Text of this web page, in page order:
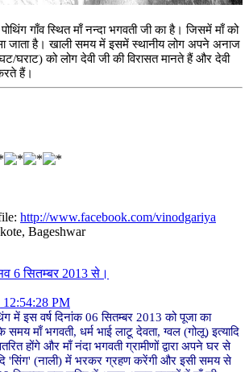
गाँव स्थित माँ नन्दा भगवती जी का है। जिसमें माँ को
जाता है। खाली समय में इसमें स्थानीय लोग अपने अनाज
घराट) को लोग देवी जी की विरासत मानते हैं और देवी
हैं।
http://www.facebook.com/vinodgariya
Bageshwar
6 सितम्बर 2013 से।
12:54:28 PM
में इस वर्ष दिनांक 06 सितम्बर 2013 को पूजा का
समय माँ भगवती, धर्म भाई लाटू देवता, ग्वल (गोलू) इत्यादि
होंगे और माँ नंदा भगवती ग्रामीणों द्वारा अपने घर से
'सिंग' (नाली) में भरकर ग्रहण करेंगी और इसी समय से